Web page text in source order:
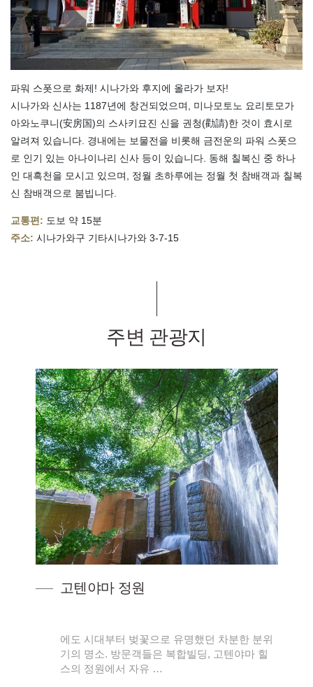
파워 스폿으로 화제! 시나가와 후지에 올라가 보자!
시나가와 신사는 1187년에 창건되었으며, 미나모토노 요리토모가
아와노쿠니(安房国)의 스사키묘진 신을 권청(勸請)한 것이 효시로
알려져 있습니다. 경내에는 보물전을 비롯해 금전운의 파워 스폿으
로 인기 있는 아나이나리 신사 등이 있습니다. 동해 칠복신 중 하나
인 대흑천을 모시고 있으며, 정월 초하루에는 정월 첫 참배객과 칠복
신 참배객으로 붐빕니다.
교통편: 도보 약 15분
주소: 시나가와구 기타시나가와 3-7-15
주변 관광지
고텐야마 정원
에도 시대부터 벚꽃으로 유명했던 차분한 분위
기의 명소. 방문객들은 복합빌딩, 고텐야마 힐
스의 정원에서 자유 …